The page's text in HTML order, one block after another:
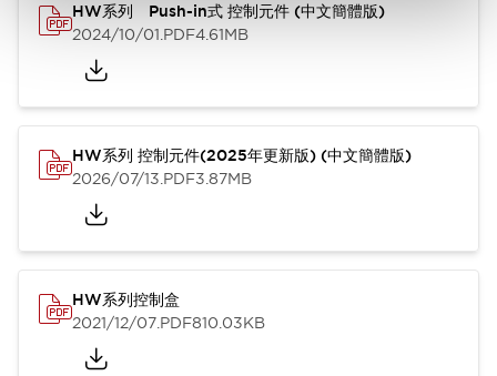
HW系列 Push-in式 控制元件 (中文簡體版)
2024/10/01.PDF4.61MB
HW系列 控制元件(2025年更新版) (中文簡體版)
2026/07/13.PDF3.87MB
HW系列控制盒
2021/12/07.PDF810.03KB